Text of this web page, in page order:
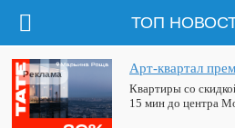
ТОП
Арт-квартал
Квартиры со
15 мин до центра
Реклама